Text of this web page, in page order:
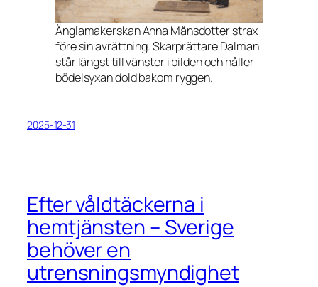
Änglamakerskan Anna Månsdotter strax
före sin avrättning. Skarprättare Dalman
står längst till vänster i bilden och håller
bödelsyxan dold bakom ryggen.
2025-12-31
Efter våldtäckerna i
hemtjänsten – Sverige
behöver en
utrensningsmyndighet